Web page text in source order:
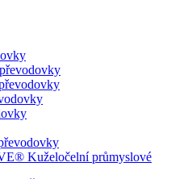
Kuželočelní průmyslové